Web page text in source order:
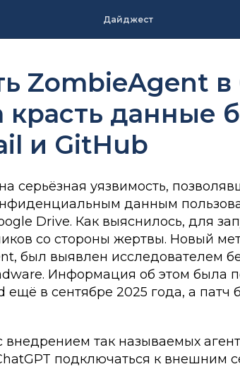
Дайджест
ZombieAgent в
красть данные
и GitHub
серьёзная уязвимость,
данным
Drive. Как выяснилось, для
со стороны жертвы. Новый
был выявлен исследователем
Информация об этом была
ещё в сентябре 2025 года, а патч
внедрением так называемых
подключаться к внешним